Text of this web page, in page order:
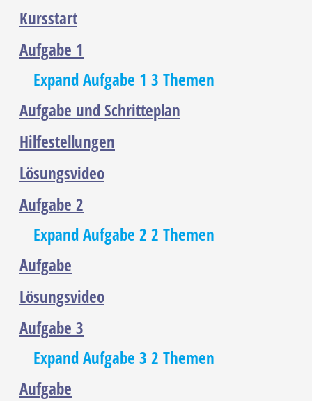
Kursstart
Aufgabe 1
ExpandAufgabe 1 3 Themen
Aufgabe und Schritteplan
Hilfestellungen
Lösungsvideo
Aufgabe 2
ExpandAufgabe 2 2 Themen
Aufgabe
Lösungsvideo
Aufgabe 3
ExpandAufgabe 3 2 Themen
Aufgabe